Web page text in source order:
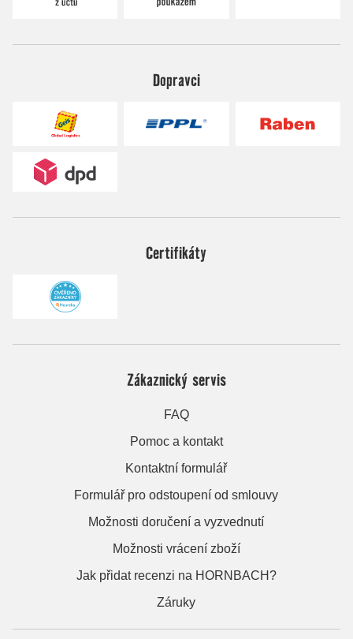
Dopravci
Certifikáty
Zákaznický servis
FAQ
Pomoc a kontakt
Kontaktní formulář
Formulář pro odstoupení od smlouvy
Možnosti doručení a vyzvednutí
Možnosti vrácení zboží
Jak přidat recenzi na HORNBACH?
Záruky